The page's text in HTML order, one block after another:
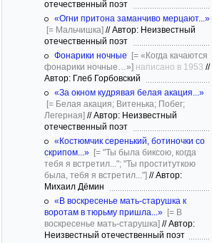
отечественный поэт
«Огни притона заманчиво мерцают...»
[= Мальчишка] //Автор: Неизвестный
отечественный поэт
Фонарики ночные [= «Когда качаются
фонарики ночные…»] написано в 1953 //
Автор: Глеб Горбовский
«За окном кудрявая белая акация...»
[= Белая акация; Витенька; Побег;
Легерная] //Автор: Неизвестный
отечественный поэт
«Костюмчик серенький, ботиночки со
скрипом...» [= "Ты была биксою, когда
тебя я встретил..."; "Ты проституткою
была, тебя я встретил..."] //Автор:
Михаил Дёмин
«В воскресенье мать-старушка к
воротам в тюрьму пришла...» [= В
воскресенье мать-старушка] //Автор:
Неизвестный отечественный поэт